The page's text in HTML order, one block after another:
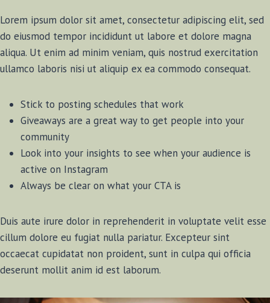
Lorem ipsum dolor sit amet, consectetur adipiscing elit, sed
do eiusmod tempor incididunt ut labore et dolore magna
aliqua. Ut enim ad minim veniam, quis nostrud exercitation
ullamco laboris nisi ut aliquip ex ea commodo consequat.
Stick to posting schedules that work
Giveaways are a great way to get people into your
community
Look into your insights to see when your audience is
active on Instagram
Always be clear on what your CTA is
Duis aute irure dolor in reprehenderit in voluptate velit esse
cillum dolore eu fugiat nulla pariatur. Excepteur sint
occaecat cupidatat non proident, sunt in culpa qui officia
deserunt mollit anim id est laborum.